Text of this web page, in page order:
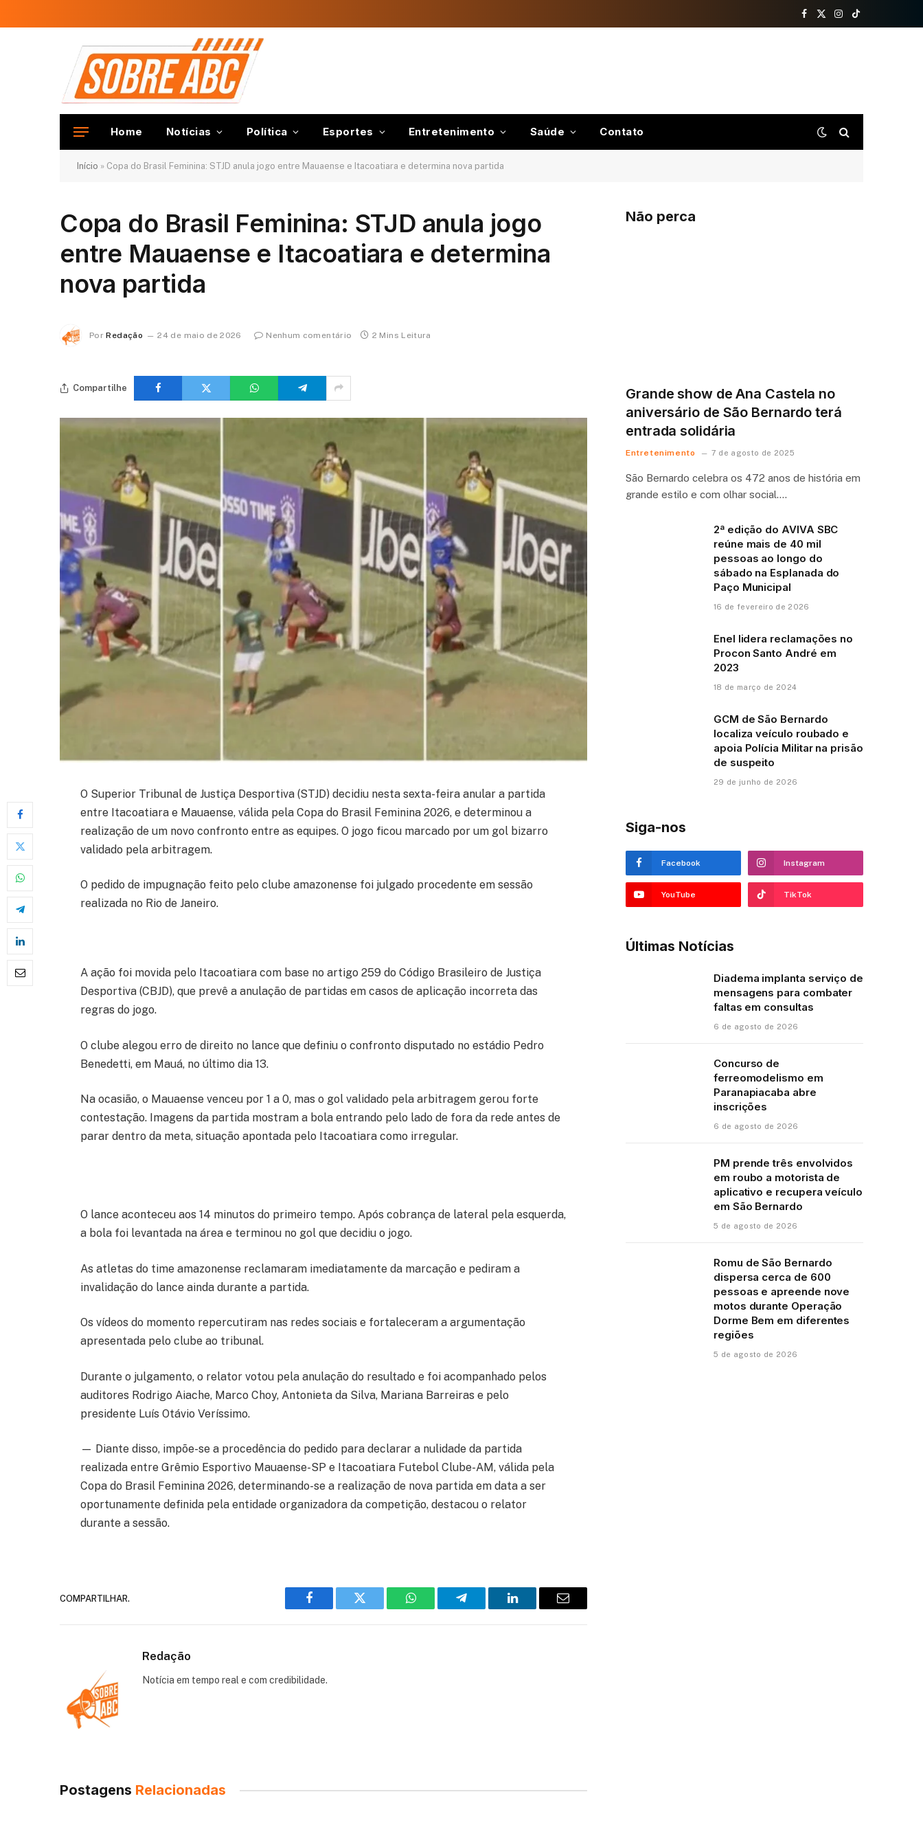
Facebook
X
Instagram
TikTok
Home Notícias Política Esportes Entretenimento Saúde Contato
Início » Copa do Brasil Feminina: STJD anula jogo entre Mauaense e Itacoatiara e determina nova partida
Copa do Brasil Feminina: STJD anula jogo
entre Mauaense e Itacoatiara e determina
nova partida
Por Redação 24 de maio de 2026 Nenhum comentário 2 Mins Leitura
Compartilhe
O Superior Tribunal de Justiça Desportiva (STJD) decidiu nesta sexta-feira anular a partida
entre Itacoatiara e Mauaense, válida pela Copa do Brasil Feminina 2026, e determinou a
realização de um novo confronto entre as equipes. O jogo ficou marcado por um gol bizarro
validado pela arbitragem.
O pedido de impugnação feito pelo clube amazonense foi julgado procedente em sessão
realizada no Rio de Janeiro.
A ação foi movida pelo Itacoatiara com base no artigo 259 do Código Brasileiro de Justiça
Desportiva (CBJD), que prevê a anulação de partidas em casos de aplicação incorreta das
regras do jogo.
O clube alegou erro de direito no lance que definiu o confronto disputado no estádio Pedro
Benedetti, em Mauá, no último dia 13.
Na ocasião, o Mauaense venceu por 1 a 0, mas o gol validado pela arbitragem gerou forte
contestação. Imagens da partida mostram a bola entrando pelo lado de fora da rede antes de
parar dentro da meta, situação apontada pelo Itacoatiara como irregular.
O lance aconteceu aos 14 minutos do primeiro tempo. Após cobrança de lateral pela esquerda,
a bola foi levantada na área e terminou no gol que decidiu o jogo.
As atletas do time amazonense reclamaram imediatamente da marcação e pediram a
invalidação do lance ainda durante a partida.
Os vídeos do momento repercutiram nas redes sociais e fortaleceram a argumentação
apresentada pelo clube ao tribunal.
Durante o julgamento, o relator votou pela anulação do resultado e foi acompanhado pelos
auditores Rodrigo Aiache, Marco Choy, Antonieta da Silva, Mariana Barreiras e pelo
presidente Luís Otávio Veríssimo.
— Diante disso, impõe-se a procedência do pedido para declarar a nulidade da partida
realizada entre Grêmio Esportivo Mauaense-SP e Itacoatiara Futebol Clube-AM, válida pela
Copa do Brasil Feminina 2026, determinando-se a realização de nova partida em data a ser
oportunamente definida pela entidade organizadora da competição, destacou o relator
durante a sessão.
COMPARTILHAR.
Facebook Twitter WhatsAppTelegram LinkedIn Email
Redação
Notícia em tempo real e com credibilidade.
Postagens Relacionadas
Não perca
Grande show de Ana Castela no
aniversário de São Bernardo terá
entrada solidária
Entretenimento 7 de agosto de 2025
São Bernardo celebra os 472 anos de história em
grande estilo e com olhar social.…
2ª edição do AVIVA SBC
reúne mais de 40 mil
pessoas ao longo do
sábado na Esplanada do
Paço Municipal
16 de fevereiro de 2026
Enel lidera reclamações no
Procon Santo André em
2023
18 de março de 2024
GCM de São Bernardo
localiza veículo roubado e
apoia Polícia Militar na prisão
de suspeito
29 de junho de 2026
Siga-nos
Facebook Instagram
YouTube TikTok
Últimas Notícias
Diadema implanta serviço de
mensagens para combater
faltas em consultas
6 de agosto de 2026
Concurso de
ferreomodelismo em
Paranapiacaba abre
inscrições
6 de agosto de 2026
PM prende três envolvidos
em roubo a motorista de
aplicativo e recupera veículo
em São Bernardo
5 de agosto de 2026
Romu de São Bernardo
dispersa cerca de 600
pessoas e apreende nove
motos durante Operação
Dorme Bem em diferentes
regiões
5 de agosto de 2026